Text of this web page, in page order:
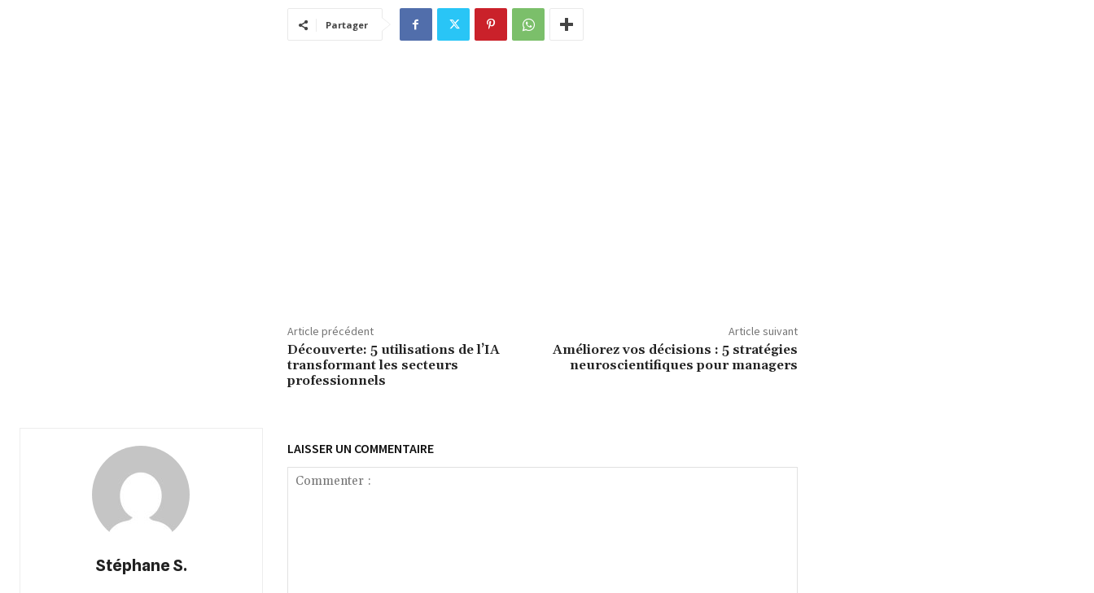
Partager
Article précédent
Découverte: 5 utilisations de l’IA
transformant les secteurs
professionnels
Article suivant
Améliorez vos décisions : 5 stratégies
neuroscientifiques pour managers
Stéphane S.
LAISSER UN COMMENTAIRE